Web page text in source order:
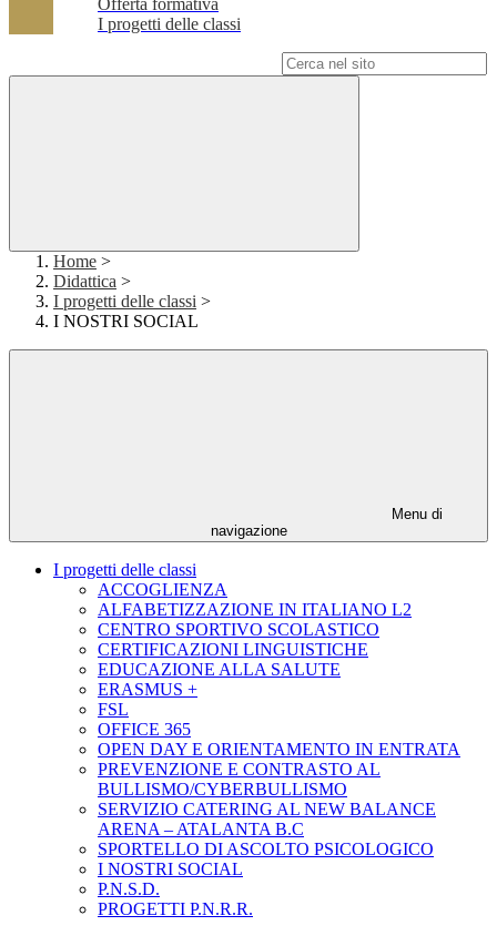
Offerta formativa
I progetti delle classi
Home >
Didattica >
I progetti delle classi >
I NOSTRI SOCIAL
Menu di
navigazione
I progetti delle classi
ACCOGLIENZA
ALFABETIZZAZIONE IN ITALIANO L2
CENTRO SPORTIVO SCOLASTICO
CERTIFICAZIONI LINGUISTICHE
EDUCAZIONE ALLA SALUTE
ERASMUS +
FSL
OFFICE 365
OPEN DAY E ORIENTAMENTO IN ENTRATA
PREVENZIONE E CONTRASTO AL
BULLISMO/CYBERBULLISMO
SERVIZIO CATERING AL NEW BALANCE
ARENA – ATALANTA B.C
SPORTELLO DI ASCOLTO PSICOLOGICO
I NOSTRI SOCIAL
P.N.S.D.
PROGETTI P.N.R.R.